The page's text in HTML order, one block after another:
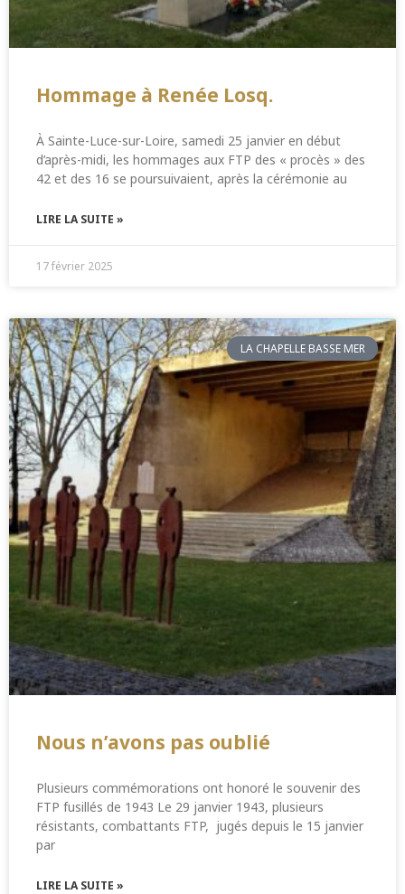
Hommage à Renée Losq.
À Sainte-Luce-sur-Loire, samedi 25 janvier en début
d’après-midi, les hommages aux FTP des « procès » des
42 et des 16 se poursuivaient, après la cérémonie au
LIRE LA SUITE »
17 février 2025
LA CHAPELLE BASSE MER
Nous n’avons pas oublié
Plusieurs commémorations ont honoré le souvenir des
FTP fusillés de 1943 Le 29 janvier 1943, plusieurs
résistants, combattants FTP, jugés depuis le 15 janvier
par
LIRE LA SUITE »